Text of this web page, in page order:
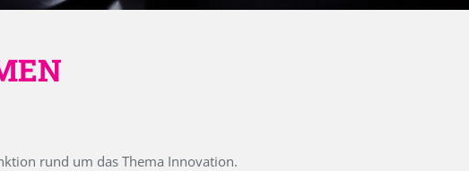
rund um das Thema Innovation.